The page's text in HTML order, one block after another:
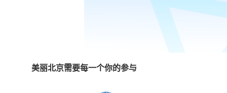
美丽北京需要每一个你的参与